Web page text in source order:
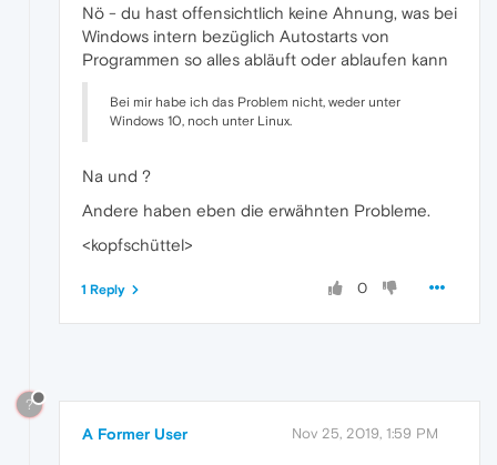
Nö - du hast offensichtlich keine Ahnung, was bei
Windows intern bezüglich Autostarts von
Programmen so alles abläuft oder ablaufen kann
Bei mir habe ich das Problem nicht, weder unter
Windows 10, noch unter Linux.
Na und ?
Andere haben eben die erwähnten Probleme.
<kopfschüttel>
0
1 Reply
?
A Former User Nov 25, 2019, 1:59 PM